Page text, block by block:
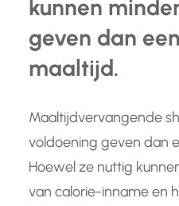
kunnen
geven dan
maaltijd.
Maaltijdvervangende
voldoening geven dan
Hoewel ze nuttig
van calorie-inname en